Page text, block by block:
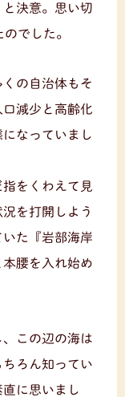
決意。思い切
でした。
の自治体もそ
減少と高齢化
なっていまし
をくわえて見
を打開しよう
た『岩部海岸
腰を入れ始め
、この辺の海は
ろん知ってい
に思いまし